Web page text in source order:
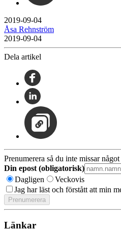
2019-09-04
Åsa Rehnström
2019-09-04
Dela artikel
Prenumerera så du inte missar
Din epost (obligatorisk)
Dagligen
Veckovis
Jag har läst och förstått att min
Länkar